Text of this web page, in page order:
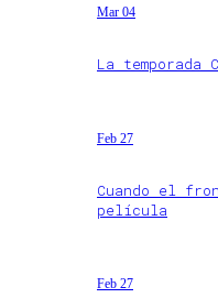
Mar 04
La temporada
Feb 27
Cuando el
película
Feb 27